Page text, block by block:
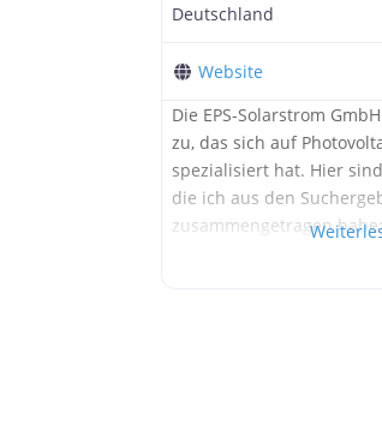
Deutschland
Website
Die EPS-Solarstrom
zu, das sich auf
spezialisiert hat. Hier
die ich aus den
zusammengetragen